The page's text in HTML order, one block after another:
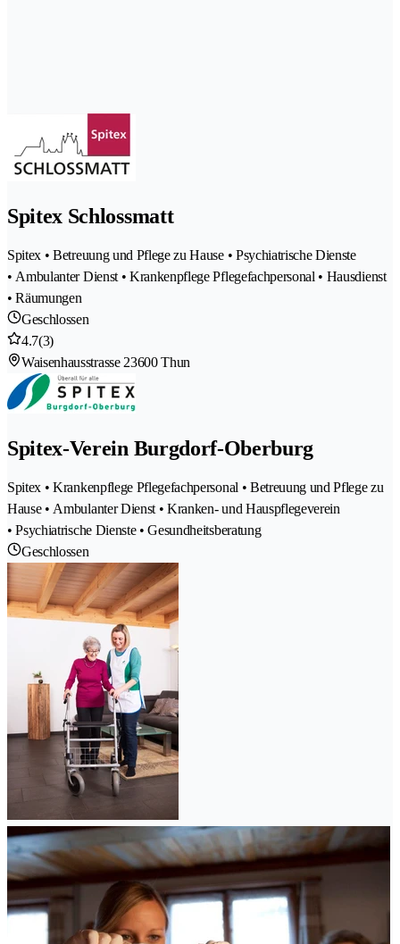
Spitex Schlossmatt
Spitex • Betreuung und Pflege zu Hause • Psychiatrische Dienste
• Ambulanter Dienst • Krankenpflege Pflegefachpersonal • Hausdienst
• Räumungen
Geschlossen
4.7(3)
Waisenhausstrasse 23600 Thun
Spitex-Verein Burgdorf-Oberburg
Spitex • Krankenpflege Pflegefachpersonal • Betreuung und Pflege zu
Hause • Ambulanter Dienst • Kranken- und Hauspflegeverein
• Psychiatrische Dienste • Gesundheitsberatung
Geschlossen